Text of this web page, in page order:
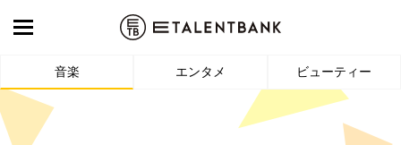
音楽 エンタメ ビューティー